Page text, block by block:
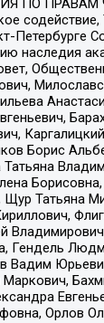
ПО
Петербурге
наследия
Борис
Щур Татьяна
Гендель
Вадим
Орлов